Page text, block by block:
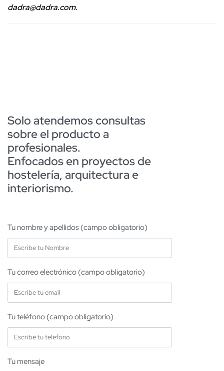
dadra@dadra.com.
Solo atendemos consultas
sobre el producto a
profesionales.
Enfocados en proyectos de
hostelería, arquitectura e
interiorismo.
Tu nombre y apellidos (campo obligatorio)
Tu correo electrónico (campo obligatorio)
Tu teléfono (campo obligatorio)
Tu mensaje